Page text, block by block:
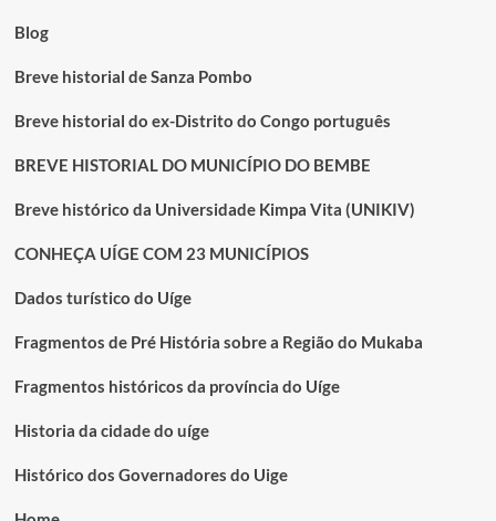
Blog
Breve historial de Sanza Pombo
Breve historial do ex-Distrito do Congo português
BREVE HISTORIAL DO MUNICÍPIO DO BEMBE
Breve histórico da Universidade Kimpa Vita (UNIKIV)
CONHEÇA UÍGE COM 23 MUNICÍPIOS
Dados turístico do Uíge
Fragmentos de Pré História sobre a Região do Mukaba
Fragmentos históricos da província do Uíge
Historia da cidade do uíge
Histórico dos Governadores do Uige